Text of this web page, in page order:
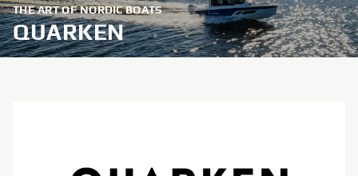
THE ART OF NORDIC BOATS
QUARKEN